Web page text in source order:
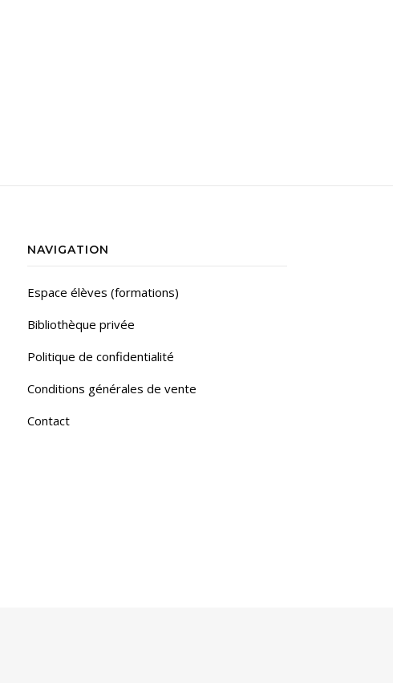
NAVIGATION
Espace élèves (formations)
Bibliothèque privée
Politique de confidentialité
Conditions générales de vente
Contact